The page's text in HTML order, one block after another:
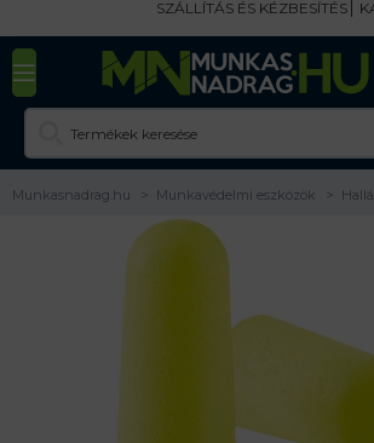
SZÁLLÍTÁS ÉS KÉZBESÍTÉS
Munkasnadrag.hu Munkavédelmi eszközök